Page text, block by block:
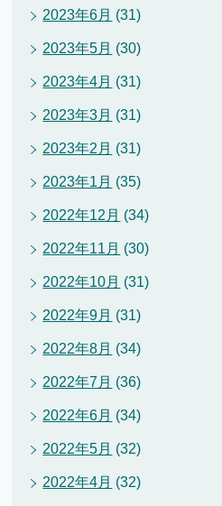
2023年6月 (31)
2023年5月 (30)
2023年4月 (31)
2023年3月 (31)
2023年2月 (31)
2023年1月 (35)
2022年12月 (34)
2022年11月 (30)
2022年10月 (31)
2022年9月 (31)
2022年8月 (34)
2022年7月 (36)
2022年6月 (34)
2022年5月 (32)
2022年4月 (32)